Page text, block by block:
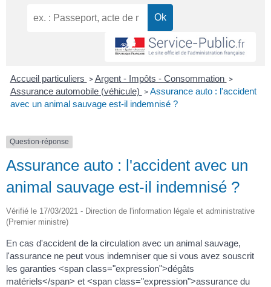
Accueil particuliers > Argent - Impôts - Consommation >
Assurance automobile (véhicule) > Assurance auto : l'accident
avec un animal sauvage est-il indemnisé ?
Question-réponse
Assurance auto : l'accident avec un
animal sauvage est-il indemnisé ?
Vérifié le 17/03/2021 - Direction de l'information légale et administrative
(Premier ministre)
En cas d'accident de la circulation avec un animal sauvage,
l'assurance ne peut vous indemniser que si vous avez souscrit
les garanties <span class="expression">dégâts
matériels</span> et <span class="expression">assurance du